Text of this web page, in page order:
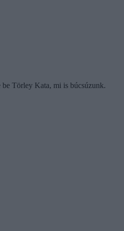
be Törley Kata, mi is búcsúzunk.